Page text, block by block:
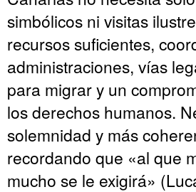
simbólicos ni visitas
recursos suficientes,
administraciones, vías
para migrar y un
los derechos humanos.
solemnidad y más
recordando que «al que
mucho se le exigirá»